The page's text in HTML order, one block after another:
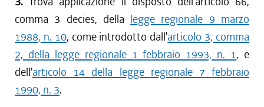
comma 3 decies, della legge regionale 9 marzo
1988, n. 10, come introdotto dall'articolo 3, comma
2, della legge regionale 1 febbraio 1993, n. 1, e
dell'articolo 14 della legge regionale 7 febbraio
1990, n. 3.